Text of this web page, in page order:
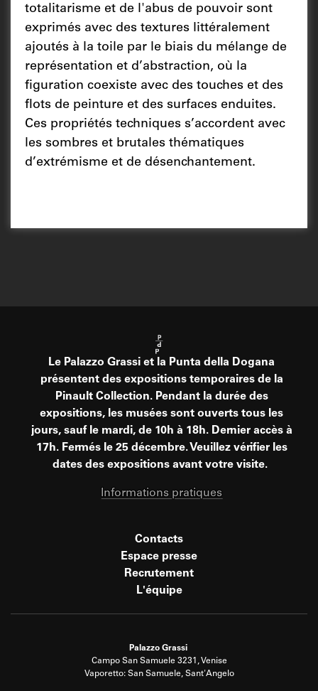
totalitarisme et de l'abus de pouvoir sont
exprimés avec des textures littéralement
ajoutés à la toile par le biais du mélange de
représentation et d’abstraction, où la
figuration coexiste avec des touches et des
flots de peinture et des surfaces enduites.
Ces propriétés techniques s’accordent avec
les sombres et brutales thématiques
d’extrémisme et de désenchantement.
Le Palazzo Grassi et la Punta della Dogana
présentent des expositions temporaires de la
Pinault Collection. Pendant la durée des
expositions, les musées sont ouverts tous les
jours, sauf le mardi, de 10h à 18h. Dernier accès à
17h. Fermés le 25 décembre. Veuillez vérifier les
dates des expositions avant votre visite.
Informations pratiques
Contacts
Espace presse
Recrutement
L'équipe
Palazzo Grassi
Campo San Samuele 3231, Venise
Vaporetto: San Samuele, Sant'Angelo